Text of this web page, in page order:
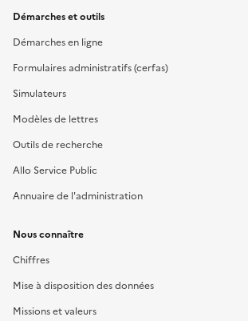
Démarches et outils
Démarches en ligne
Formulaires administratifs (cerfas)
Simulateurs
Modèles de lettres
Outils de recherche
Allo Service Public
Annuaire de l'administration
Nous connaître
Chiffres
Mise à disposition des données
Missions et valeurs